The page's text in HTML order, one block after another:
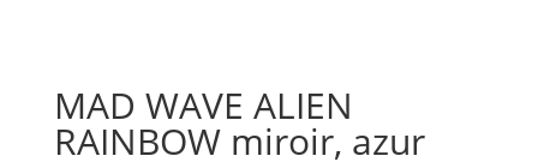
MAD WAVE ALIEN
RAINBOW miroir, azur